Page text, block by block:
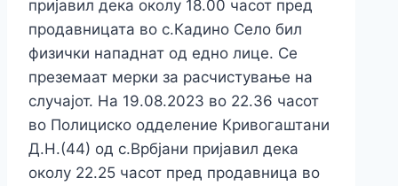
пријавил дека околу 18.00 часот пред
продавницата во с.Кадино Село бил
физички нападнат од едно лице. Се
преземаат мерки за расчистување на
случајот. На 19.08.2023 во 22.36 часот
во Полициско одделение Кривогаштани
Д.Н.(44) од с.Врбјани пријавил дека
околу 22.25 часот пред продавница во